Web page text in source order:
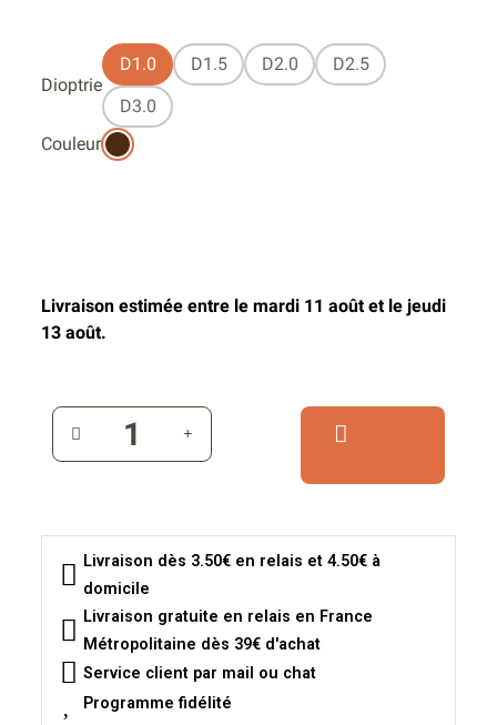
Dioptrie
D1.0 D1.5 D2.0
D2.5
D3.0
Couleur
Livraison estimée entre le mardi 11 août et le jeudi
13 août.
Livraison dès 3.50€ en relais et 4.50€ à
domicile
Livraison gratuite en relais en France
Métropolitaine dès 39€ d'achat
Service client par mail ou chat
Programme fidélité